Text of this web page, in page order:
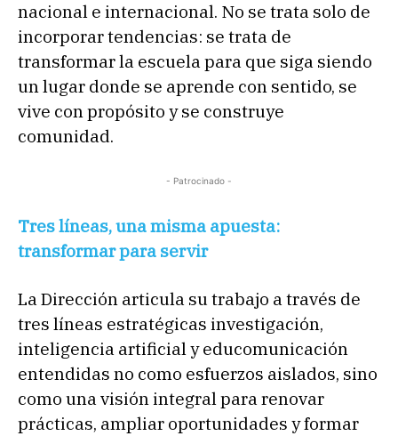
nacional e internacional. No se trata solo de
incorporar tendencias: se trata de
transformar la escuela para que siga siendo
un lugar donde se aprende con sentido, se
vive con propósito y se construye
comunidad.
- Patrocinado -
Tres líneas, una misma apuesta:
transformar para servir
La Dirección articula su trabajo a través de
tres líneas estratégicas investigación,
inteligencia artificial y educomunicación
entendidas no como esfuerzos aislados, sino
como una visión integral para renovar
prácticas, ampliar oportunidades y formar